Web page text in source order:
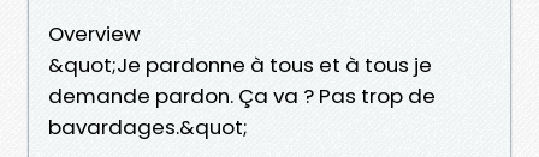
Overview
&quot;Je pardonne à tous et à tous je
demande pardon. Ça va ? Pas trop de
bavardages.&quot;